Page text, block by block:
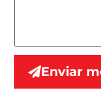
Enviar